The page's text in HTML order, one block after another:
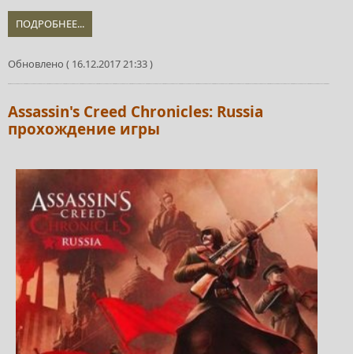
ПОДРОБНЕЕ...
Обновлено ( 16.12.2017 21:33 )
Assassin's Creed Chronicles: Russia
прохождение игры